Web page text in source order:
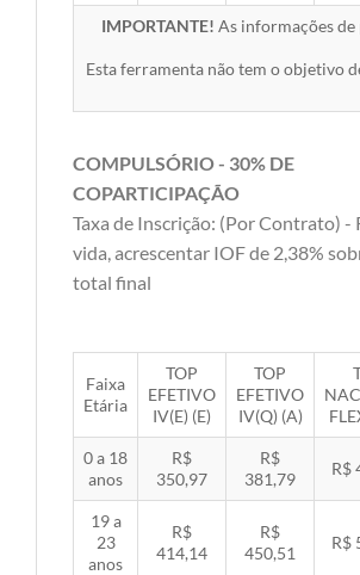
IMPORTANTE! As informações de
Esta ferramenta não tem o objetivo
COMPULSÓRIO - 30% DE
COPARTICIPAÇÃO
Taxa de Inscrição: (Por Contrato) -
vida, acrescentar IOF de 2,38%
total final
Faixa
Etária
TOP
EFETIVO
IV(E) (E)
TOP
EFETIVO
IV(Q) (A)
0 a 18
anos
R$
350,97
R$
381,79
R$
19 a
23
anos
R$
414,14
R$
450,51
R$